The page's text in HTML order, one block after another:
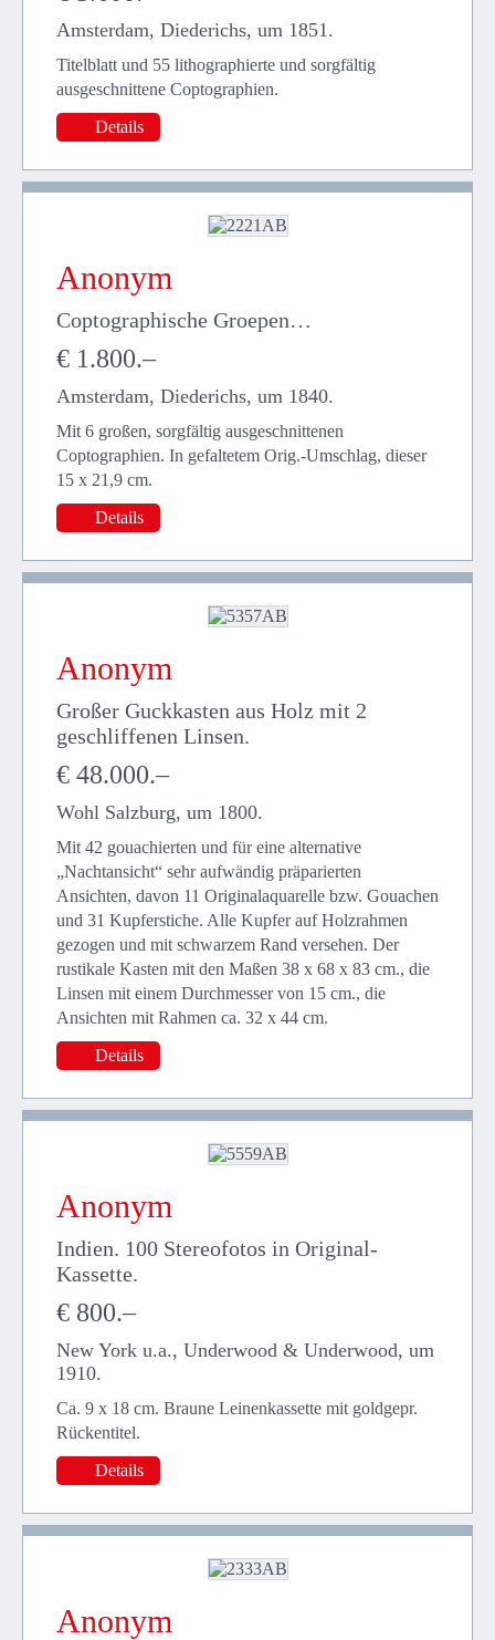
Amsterdam, Diederichs, um 1851.
Titelblatt und 55 lithographierte und sorgfältig
ausgeschnittene Coptographien.
Details
Anonym
Coptographische Groepen…
€ 1.800.–
Amsterdam, Diederichs, um 1840.
Mit 6 großen, sorgfältig ausgeschnittenen
Coptographien. In gefaltetem Orig.-Umschlag, dieser
15 x 21,9 cm.
Details
Anonym
Großer Guckkasten aus Holz mit 2
geschliffenen Linsen.
€ 48.000.–
Wohl Salzburg, um 1800.
Mit 42 gouachierten und für eine alternative
„Nachtansicht“ sehr aufwändig präparierten
Ansichten, davon 11 Originalaquarelle bzw. Gouachen
und 31 Kupferstiche. Alle Kupfer auf Holzrahmen
gezogen und mit schwarzem Rand versehen. Der
rustikale Kasten mit den Maßen 38 x 68 x 83 cm., die
Linsen mit einem Durchmesser von 15 cm., die
Ansichten mit Rahmen ca. 32 x 44 cm.
Details
Anonym
Indien. 100 Stereofotos in Original-
Kassette.
€ 800.–
New York u.a., Underwood & Underwood, um
1910.
Ca. 9 x 18 cm. Braune Leinenkassette mit goldgepr.
Rückentitel.
Details
Anonym